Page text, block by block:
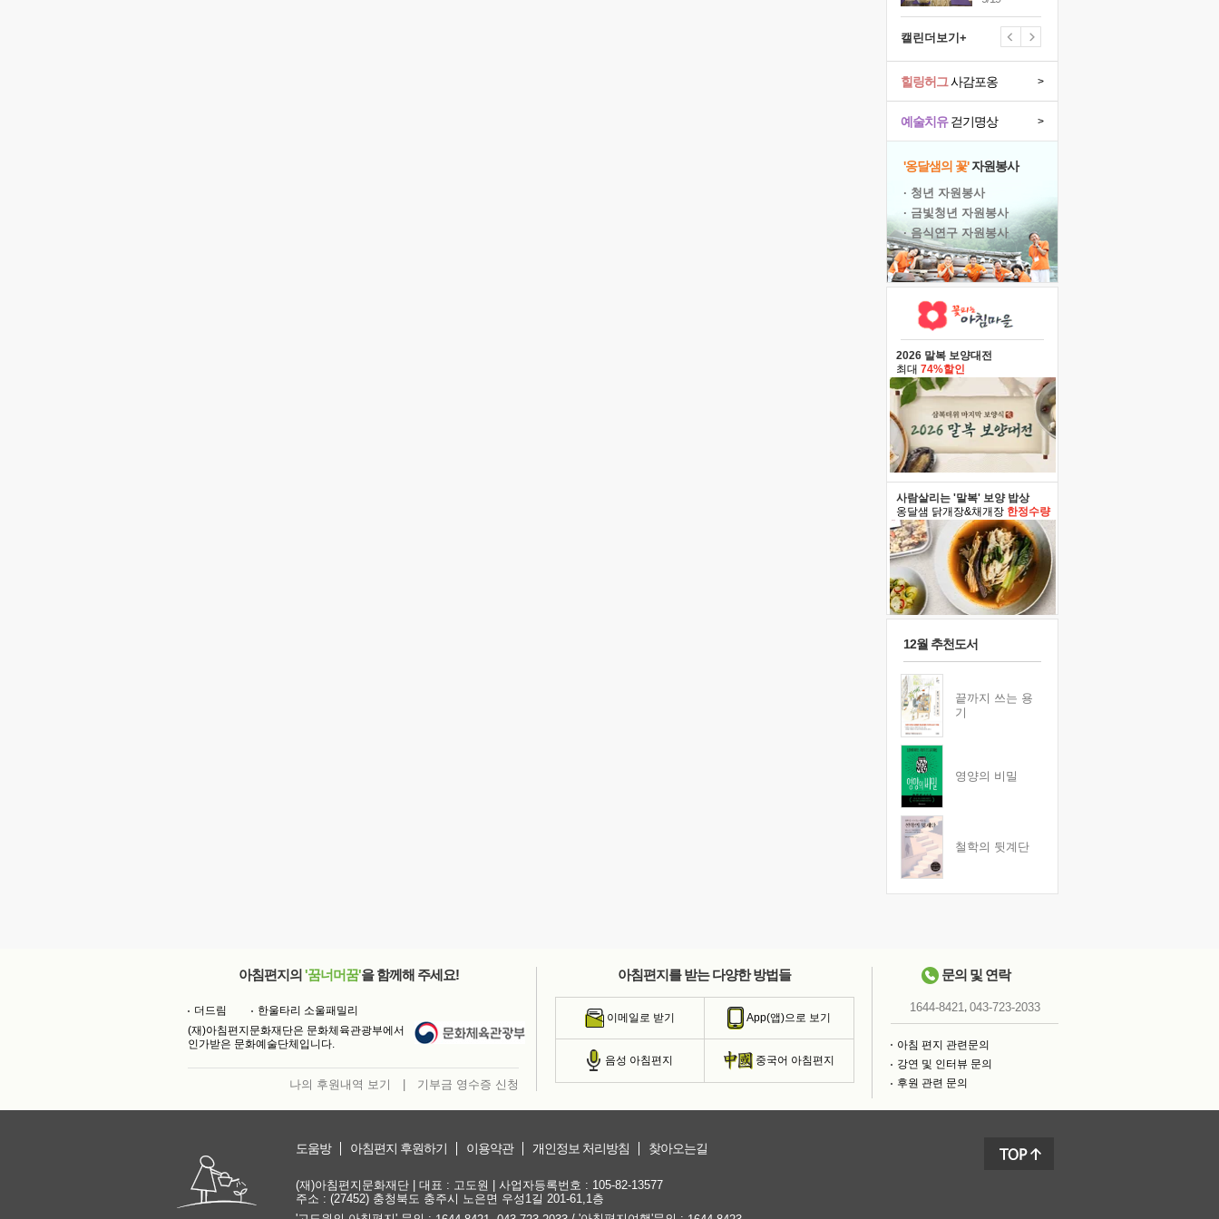
캘린더보기+
예술치유걷기명상 >
힐링허그사감포옹 >
'옹달샘의 꽃'자원봉사
· 청년 자원봉사
· 금빛청년 자원봉사
· 음식연구 자원봉사
2026 말복 보양대전
최대 74%할인
사람살리는 '말복' 보양 밥상
옹달샘 닭개장&채개장 한정수량
12월 추천도서
끝까지 쓰는 용
기
영양의 비밀
철학의 뒷계단
아침편지의 '꿈너머꿈'을 함께해 주세요!
더드림
한울타리 소울패밀리
(재)아침편지문화재단은 문화체육관광부에서
인가받은 문화예술단체입니다.
나의 후원내역 보기 기부금 영수증 신청
아침편지를 받는 다양한 방법들
이메일로 받기 App(앱)으로 보기
음성 아침편지 중국어 아침편지
문의 및 연락
1644-8421, 043-723-2033
아침 편지 관련문의
강연 및 인터뷰 문의
후원 관련 문의
도움방 아침편지 후원하기 이용약관 개인정보 처리방침 찾아오는길
(재)아침편지문화재단 | 대표 : 고도원 | 사업자등록번호 : 105-82-13577
주소 : (27452) 충청북도 충주시 노은면 우성1길 201-61,1층